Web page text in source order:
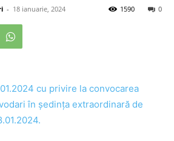
- 18 ianuarie, 2024 0
1590
cu privire la convocarea
în ședința extraordinară de